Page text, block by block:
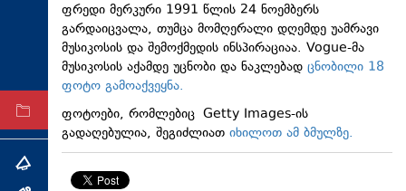
სპორტი
ტექნოლოგიები
ტაბლოიდი
არქივი
ფრედი მერკური 1991 წლის 24 ნოემბერს
გარდაიცვალა, თუმცა მომღერალი დღემდე უამრავი
მუსიკოსის და შემოქმედის ინსპირაციაა. Vogue-მა
მუსიკოსის აქამდე უცნობი და ნაკლებად ცნობილი 18
ფოტო გამოაქვეყნა.
ფოტოები, რომლებიც Getty Images-ის
გადაღებულია, შეგიძლიათ იხილოთ ამ ბმულზე.